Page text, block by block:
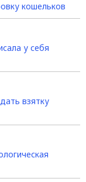
кошельков
у себя
взятку